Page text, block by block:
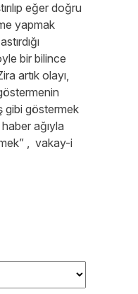
eğer doğru
yapmak
bir bilince
artık olayı,
gibi göstermek
ağıyla
, vakay-i